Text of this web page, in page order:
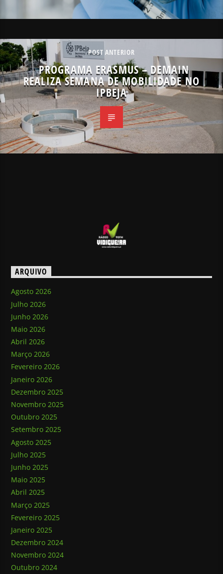
POST ANTERIOR
PROGRAMA ERASMUS – DEMAIN
REALIZA SEMANA DE MOBILIDADE NO
IPBEJA
ARQUIVO
Agosto 2026
Julho 2026
Junho 2026
Maio 2026
Abril 2026
Março 2026
Fevereiro 2026
Janeiro 2026
Dezembro 2025
Novembro 2025
Outubro 2025
Setembro 2025
Agosto 2025
Julho 2025
Junho 2025
Maio 2025
Abril 2025
Março 2025
Fevereiro 2025
Janeiro 2025
Dezembro 2024
Novembro 2024
Outubro 2024